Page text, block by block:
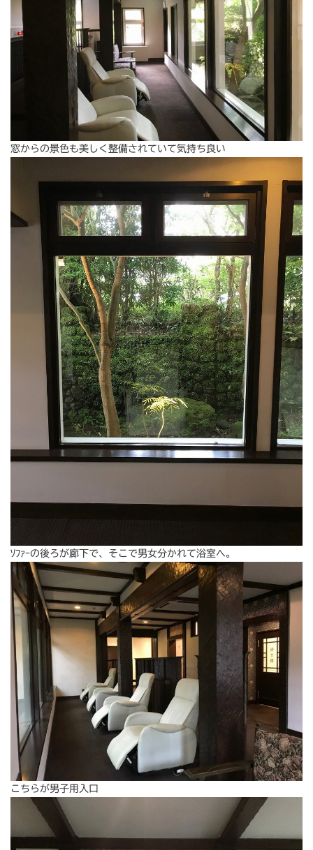
窓からの景色も美しく整備されていて気持ち良い
ｿﾌｧｰの後ろが廊下で、そこで男女分かれて浴室へ。
こちらが男子用入口